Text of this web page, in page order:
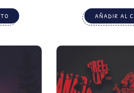
AÑADIR AL